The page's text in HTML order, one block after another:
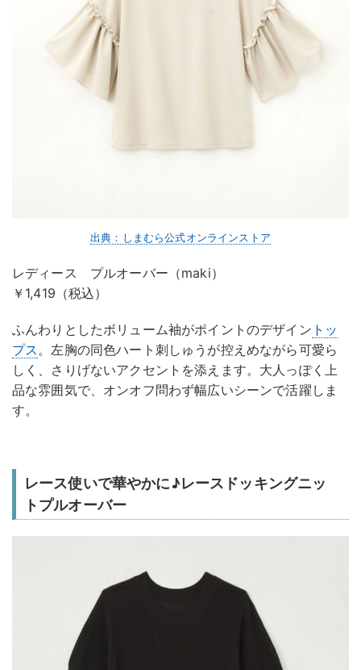
出典：しまむら公式オンラインストア
レディース プルオーバー（maki）
￥1,419（税込）
ふんわりとしたボリューム袖がポイントのデザイン トッ
プス。左胸の同色ハート刺しゅうが控えめながら可愛ら
しく、さりげないアクセントを添えます。大人っぽく上
品な雰囲気で、オンオフ問わず幅広いシーンで活躍しま
す。
レース使いで華やかに♪レースドッキングニッ
トプルオーバー